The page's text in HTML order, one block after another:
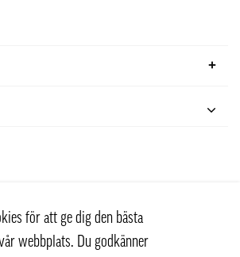
för att ge dig den bästa
webbplats. Du godkänner